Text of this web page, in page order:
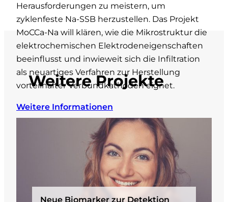
Herausforderungen zu meistern, um
zyklenfeste Na-SSB herzustellen. Das Projekt
MoCCa-Na will klären, wie die Mikrostruktur die
elektrochemischen Elektrodeneigenschaften
beeinflusst und inwieweit sich die Infiltration
als neuartiges Verfahren zur Herstellung
vorteilhafter Verbundkathoden eignet.
Weitere Informationen
Weitere Projekte
Neue Biomarker zur Detektion